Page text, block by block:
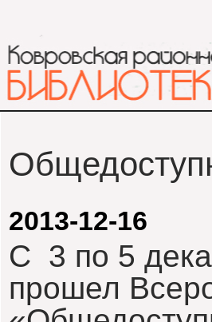
2013-12-16
С 3 по 5
прошел